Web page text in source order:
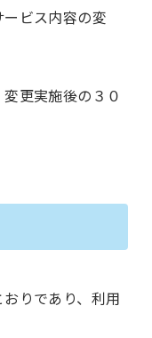
ビス内容の変
更実施後の３０
りであり、利用